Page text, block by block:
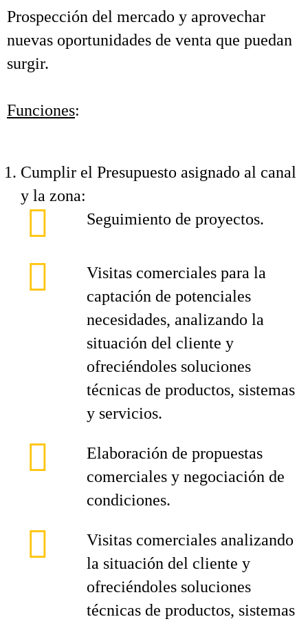
Prospección del mercado y aprovechar
nuevas oportunidades de venta que puedan
surgir.
Funciones:
Cumplir el Presupuesto asignado al canal
y la zona:
Seguimiento de proyectos.
Visitas comerciales para la
captación de potenciales
necesidades, analizando la
situación del cliente y
ofreciéndoles soluciones
técnicas de productos, sistemas
y servicios.
Elaboración de propuestas
comerciales y negociación de
condiciones.
Visitas comerciales analizando
la situación del cliente y
ofreciéndoles soluciones
técnicas de productos, sistemas